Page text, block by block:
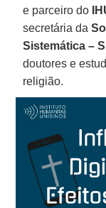
e parceiro do
secretária da
Sistemática –
doutores e
religião.